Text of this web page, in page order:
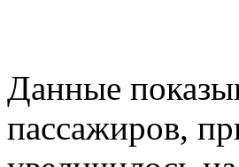
Данные
пассажиров,